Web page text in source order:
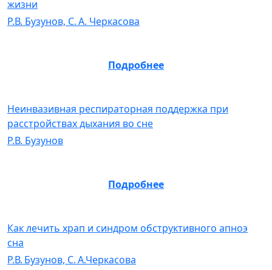
жизни
Р.В. Бузунов, C. А. Черкасова
Подробнее
Неинвазивная респираторная поддержка при
расстройствах дыхания во сне
Р.В. Бузунов
Подробнее
Как лечить храп и синдром обструктивного апноэ
сна
Р.В. Бузунов, C. А.Черкасова